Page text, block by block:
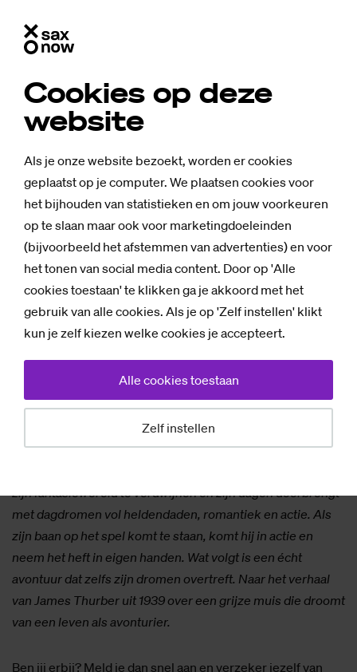
Cookies op deze
website
Als je onze website bezoekt, worden er cookies
geplaatst op je computer. We plaatsen cookies voor
het bijhouden van statistieken en om jouw voorkeuren
op te slaan maar ook voor marketingdoeleinden
(bijvoorbeeld het afstemmen van advertenties) en voor
het tonen van social media content. Door op 'Alle
cookies toestaan' te klikken ga je akkoord met het
gebruik van alle cookies. Als je op 'Zelf instellen' klikt
kun je zelf kiezen welke cookies je accepteert.
Zelf instellen
Alle cookies toestaan
Film­avond – The se­cret life
of Wal­ter Mit­ty
Studium Generale slaat de handen ineen met
de enige echte Saxion filmclub*. We nodigen
je uit voor een fijne avond film met ook
aandacht voor visuele en filmische aspecten.
Welke keuzes maakt de regisseur en
Over de film – The secret life of Walter Mitty (2013)
Er komt een moment dat je stopt met dromen en je eigen
lot gaat bepalen. Walter Mitty (Ben Stiller) is een introverte
zijn fantasiewereld te verdwijnen en zijn dagen doorbrengt
met dagdromen vol heldendaden, romantiek en actie. Als
zijn baan op het spel komt te staan, komt hij in actie en
neem het heft in eigen handen. Wat volgt is een écht
avontuur dat zelfs zijn dromen overtreft. Naar het verhaal
van James Thurber uit 1939 over een grijze muis die droomt
van een leven als avonturier.
Ben jij erbij? Meld je dan snel aan en verzeker jezelf van